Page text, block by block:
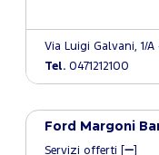
Via Luigi Galvani, 1/
Tel. 0471212100
Ford Margoni
Servizi offerti [